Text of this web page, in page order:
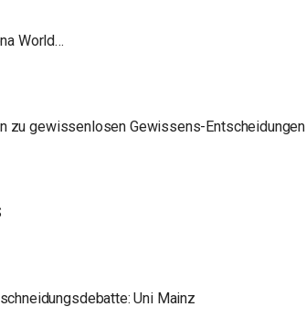
World…
zu gewissenlosen Gewissens-Entscheidungen
Uni Mainz